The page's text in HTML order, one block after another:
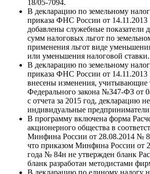
18/05-7094.
В декларацию по земельному
приказа ФНС России от
добавлены служебные показатели
сумм налоговых льгот по
применения льгот виде
или уменьшения налоговой ставки.
В декларацию по земельному
приказа ФНС России от
внесены изменения, учитывающие
Федерального закона №347-ФЗ от
с отчета за 2015 год, декларацию
индивидуальные
В программу включена форма
акционерного общества в
Минфина России от 28.08.2014 №
что приказом Минфина России от
года № 84н не утвержден бланк
бланк разработан методистами
В декларацию по единому налогу